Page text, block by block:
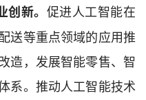
新。 促进人工智能在
送等重点领域的应用推
造，发展智能零售、智
系。推动人工智能技术